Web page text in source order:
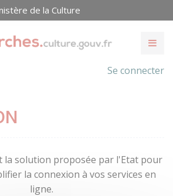
de la Culture
Se connecter
la solution proposée par l'Etat pour
la connexion à vos services en
ligne.